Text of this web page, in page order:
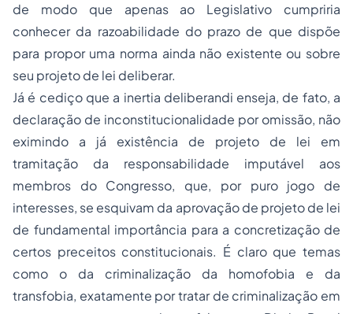
de modo que apenas ao Legislativo cumpriria
conhecer da razoabilidade do prazo de que dispõe
para propor uma norma ainda não existente ou sobre
seu projeto de lei deliberar.
Já é cediço que a inertia deliberandi enseja, de fato, a
declaração de inconstitucionalidade por omissão, não
eximindo a já existência de projeto de lei em
tramitação da responsabilidade imputável aos
membros do Congresso, que, por puro jogo de
interesses, se esquivam da aprovação de projeto de lei
de fundamental importância para a concretização de
certos preceitos constitucionais. É claro que temas
como o da criminalização da homofobia e da
transfobia, exatamente por tratar de criminalização em